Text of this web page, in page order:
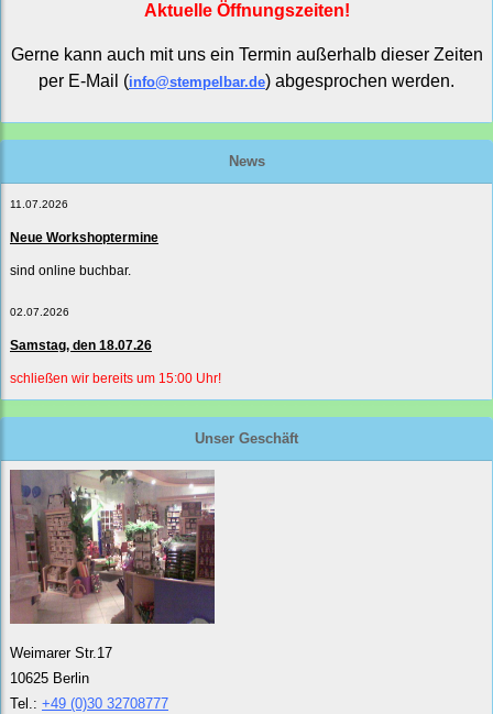
Aktuelle Öffnungszeiten!
Gerne kann auch mit uns ein Termin außerhalb dieser Zeiten
per E-Mail (info@stempelbar.de) abgesprochen werden.
News
11.07.2026
Neue Workshoptermine
sind online buchbar.
02.07.2026
Samstag, den 18.07.26
schließen wir bereits um 15:00 Uhr!
Unser Geschäft
Weimarer Str.17
10625 Berlin
Tel.: +49 (0)30 32708777